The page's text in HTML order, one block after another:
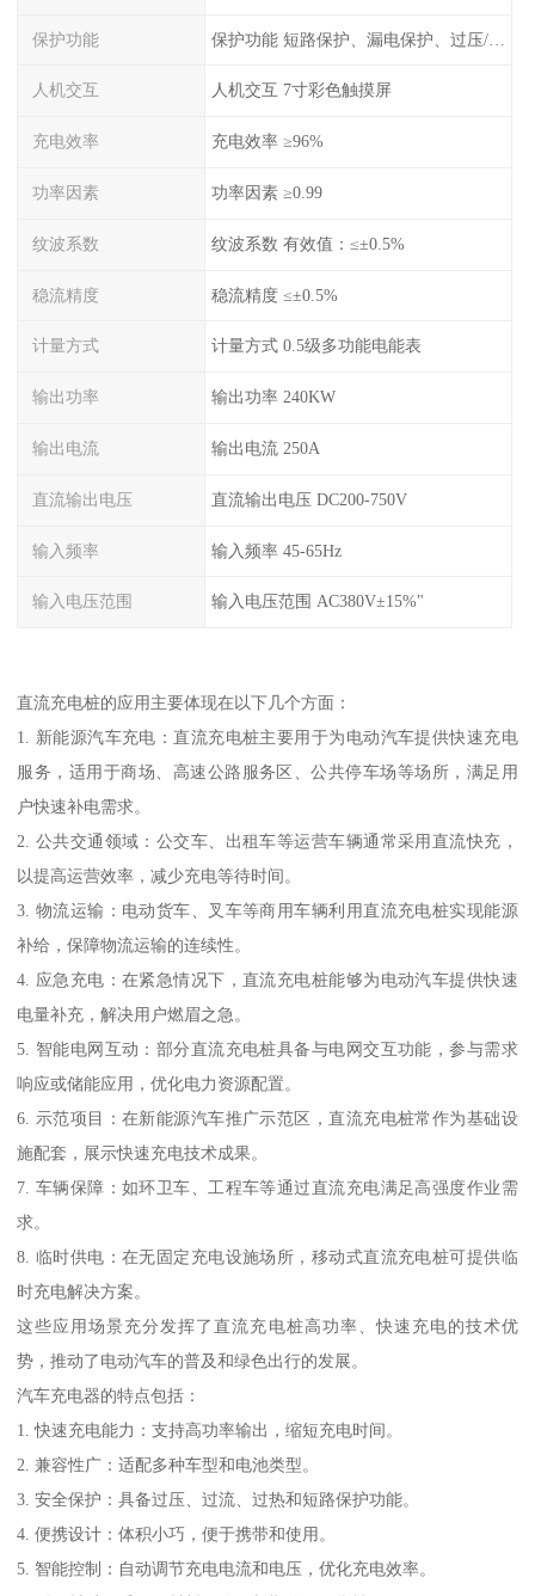
保护功能 保护功能 短路保护、漏电保护、过压/欠压保护、过流保护、过温保护、蓄电池反接保护、过充保护
人机交互 人机交互 7寸彩色触摸屏
充电效率 充电效率 ≥96%
功率因素 功率因素 ≥0.99
纹波系数 纹波系数 有效值：≤±0.5%
稳流精度 稳流精度 ≤±0.5%
计量方式 计量方式 0.5级多功能电能表
输出功率 输出功率 240KW
输出电流 输出电流 250A
直流输出电压 直流输出电压 DC200-750V
输入频率 输入频率 45-65Hz
输入电压范围 输入电压范围 AC380V±15%"
直流充电桩的应用主要体现在以下几个方面：
1. 新能源汽车充电：直流充电桩主要用于为电动汽车提供快速充电
服务，适用于商场、高速公路服务区、公共停车场等场所，满足用
户快速补电需求。
2. 公共交通领域：公交车、出租车等运营车辆通常采用直流快充，
以提高运营效率，减少充电等待时间。
3. 物流运输：电动货车、叉车等商用车辆利用直流充电桩实现能源
补给，保障物流运输的连续性。
4. 应急充电：在紧急情况下，直流充电桩能够为电动汽车提供快速
电量补充，解决用户燃眉之急。
5. 智能电网互动：部分直流充电桩具备与电网交互功能，参与需求
响应或储能应用，优化电力资源配置。
6. 示范项目：在新能源汽车推广示范区，直流充电桩常作为基础设
施配套，展示快速充电技术成果。
7. 车辆保障：如环卫车、工程车等通过直流充电满足高强度作业需
求。
8. 临时供电：在无固定充电设施场所，移动式直流充电桩可提供临
时充电解决方案。
这些应用场景充分发挥了直流充电桩高功率、快速充电的技术优
势，推动了电动汽车的普及和绿色出行的发展。
汽车充电器的特点包括：
1. 快速充电能力：支持高功率输出，缩短充电时间。
2. 兼容性广：适配多种车型和电池类型。
3. 安全保护：具备过压、过流、过热和短路保护功能。
4. 便携设计：体积小巧，便于携带和使用。
5. 智能控制：自动调节充电电流和电压，优化充电效率。